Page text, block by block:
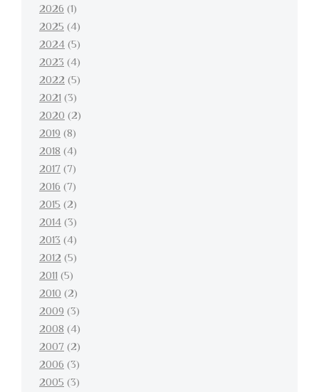
2026(1)
2025(4)
2024(5)
2023(4)
2022(5)
2021(3)
2020(2)
2019(8)
2018(4)
2017(7)
2016(7)
2015(2)
2014(3)
2013(4)
2012(5)
2011(5)
2010(2)
2009(3)
2008(4)
2007(2)
2006(3)
2005(3)